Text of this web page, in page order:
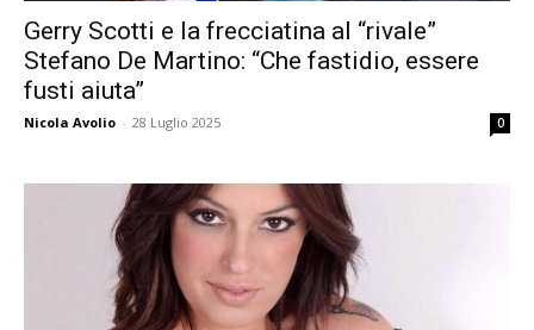
Gerry Scotti e la frecciatina al “rivale”
Stefano De Martino: “Che fastidio, essere
fusti aiuta”
Nicola Avolio - 28 Luglio 2025 0